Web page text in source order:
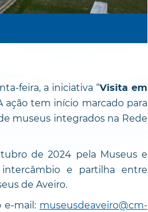
feira, a iniciativa “Visita em
ação tem início marcado para
museus integrados na Rede
de 2024 pela Museus e
e partilha entre
de Aveiro.
e-mail: museusdeaveiro@cm-